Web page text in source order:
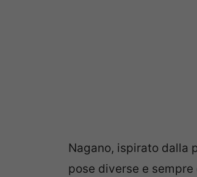
Nagano, ispirato dalla
pose diverse e